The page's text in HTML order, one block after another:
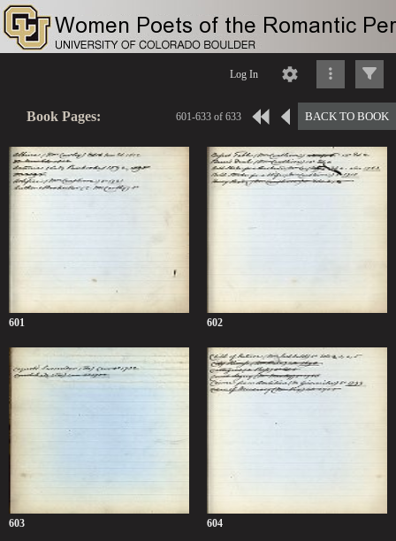
Log In
Book Pages: BACK TO BOOK
601-633 of 633
601 602
603 604